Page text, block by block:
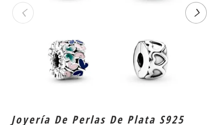
Joyería De Perlas De Plata S925